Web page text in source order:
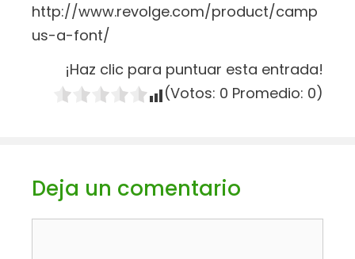
http://www.revolge.com/product/camp
us-a-font/
¡Haz clic para puntuar esta entrada!
(Votos: 0 Promedio: 0)
Deja un comentario